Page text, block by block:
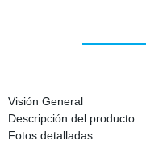
Visión General
Descripción del producto
Fotos detalladas